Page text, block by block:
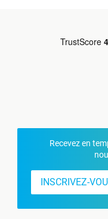
Recevez en
INSCRIVEZ-